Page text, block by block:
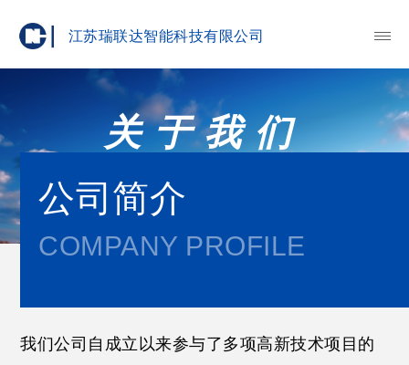
江苏瑞联达智能科技有限公司
关于我们
公司简介
COMPANY PROFILE
我们公司自成立以来参与了多项高新技术项目的